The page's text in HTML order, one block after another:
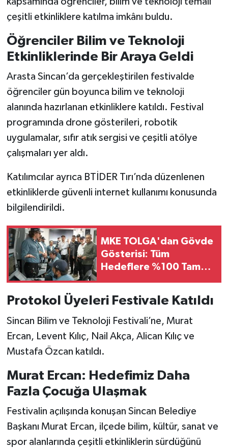
çeşitli etkinliklere katılma imkânı buldu.
Öğrenciler Bilim ve Teknoloji
Etkinliklerinde Bir Araya Geldi
Arasta Sincan’da gerçekleştirilen festivalde
öğrenciler gün boyunca bilim ve teknoloji
alanında hazırlanan etkinliklere katıldı. Festival
programında drone gösterileri, robotik
uygulamalar, sıfır atık sergisi ve çeşitli atölye
çalışmaları yer aldı.
Katılımcılar ayrıca BTİDER Tırı’nda düzenlenen
etkinliklerde güvenli internet kullanımı konusunda
bilgilendirildi.
MKE TOLGA'dan Gövde
Gösterisi: Tüm
Hedeflere %100 Tam
Protokol Üyeleri Festivale Katıldı
Sincan Bilim ve Teknoloji Festivali’ne, Murat
Ercan, Levent Kılıç, Nail Akça, Alican Kılıç ve
Mustafa Özcan katıldı.
Murat Ercan: Hedefimiz Daha
Fazla Çocuğa Ulaşmak
Festivalin açılışında konuşan Sincan Belediye
Başkanı Murat Ercan, ilçede bilim, kültür, sanat ve
spor alanlarında çeşitli etkinliklerin sürdüğünü
Sonsöz Özel
Vasıta
Yaşam